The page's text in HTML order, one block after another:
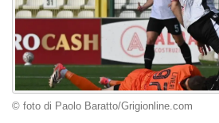
© foto di Paolo Baratto/Grigionline.com